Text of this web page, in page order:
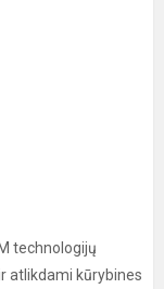
technologijų
atlikdami kūrybines